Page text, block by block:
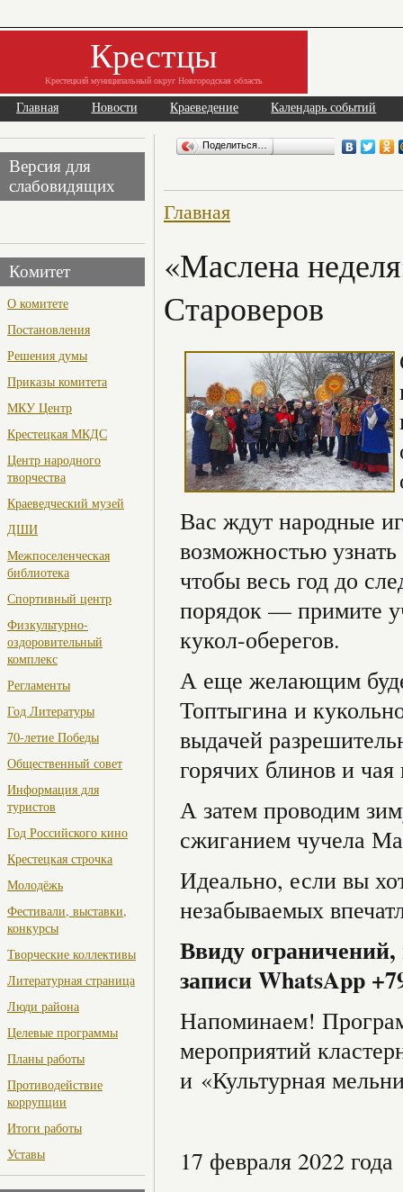
Крестцы
Крестецкий муниципальный округ Новгородская область
Главная Новости Краеведение Календарь событий
Версия для
слабовидящих
Комитет
О комитете
Постановления
Решения думы
Приказы комитета
МКУ Центр
Крестецкая МКДС
Центр народного
творчества
Краеведческий музей
ДШИ
Межпоселенческая
библиотека
Спортивный центр
Физкультурно-
оздоровительный
комплекс
Регламенты
Год Литературы
70-летие Победы
Общественный совет
Информация для
туристов
Год Российского кино
Крестецкая строчка
Молодёжь
Фестивали, выставки,
конкурсы
Творческие коллективы
Литературная страница
Люди района
Целевые программы
Планы работы
Противодействие
коррупции
Итоги работы
Уставы
Поделиться…
Главная
«Маслена
Староверов
Вас ждут народные
возможностью
чтобы весь год до
порядок — примите
кукол-оберегов.
А еще желающим
Топтыгина и
выдачей
горячих блинов и
А затем проводим
сжиганием чучела
Идеально, если вы
незабываемых
Ввиду
записи WhatsApp
Напоминаем!
мероприятий
и «Культурная
17 февраля 2022 года